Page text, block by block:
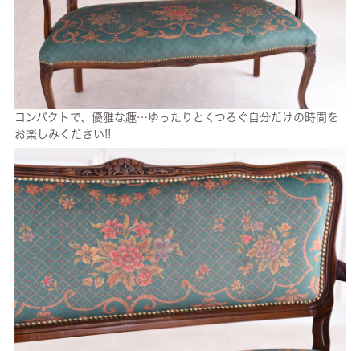
コンパクトで、優雅な趣…ゆったりとくつろぐ自分だけの時間を
お楽しみください!!